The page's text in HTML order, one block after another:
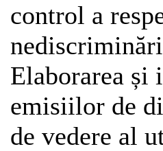
control a
Elaborarea și
emisiilor de
de vedere al